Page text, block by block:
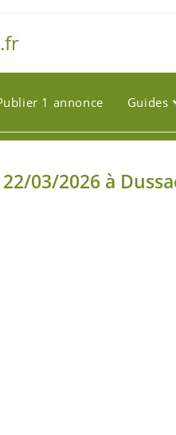
1 annonce Guides
03/2026 à